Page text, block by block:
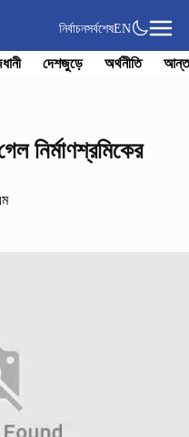
নির্বাচনসর্বশেষEN
দেশজুড়ে অর্থনীতি
নির্মাণশ্রমিকের